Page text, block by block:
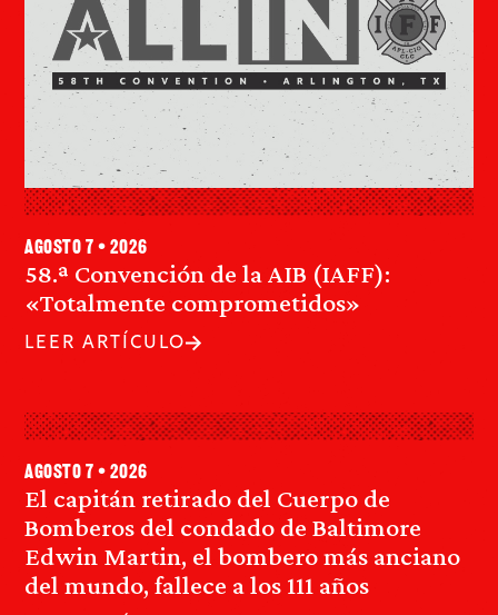
58.ª Convención de la AIB (IAFF):
«Totalmente comprometidos»
agosto 7 • 2026
LEER ARTÍCULO
El capitán retirado del Cuerpo de
Bomberos del condado de Baltimore
Edwin Martin, el bombero más anciano
del mundo, fallece a los 111 años
agosto 7 • 2026